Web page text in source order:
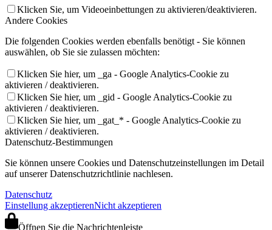
Klicken Sie, um Videoeinbettungen zu aktivieren/deaktivieren.
Andere Cookies
Die folgenden Cookies werden ebenfalls benötigt - Sie können
auswählen, ob Sie sie zulassen möchten:
Klicken Sie hier, um _ga - Google Analytics-Cookie zu
aktivieren / deaktivieren.
Klicken Sie hier, um _gid - Google Analytics-Cookie zu
aktivieren / deaktivieren.
Klicken Sie hier, um _gat_* - Google Analytics-Cookie zu
aktivieren / deaktivieren.
Datenschutz-Bestimmungen
Sie können unsere Cookies und Datenschutzeinstellungen im Detail
auf unserer Datenschutzrichtlinie nachlesen.
Datenschutz
Einstellung akzeptierenNicht akzeptieren
Öffnen Sie die Nachrichtenleiste